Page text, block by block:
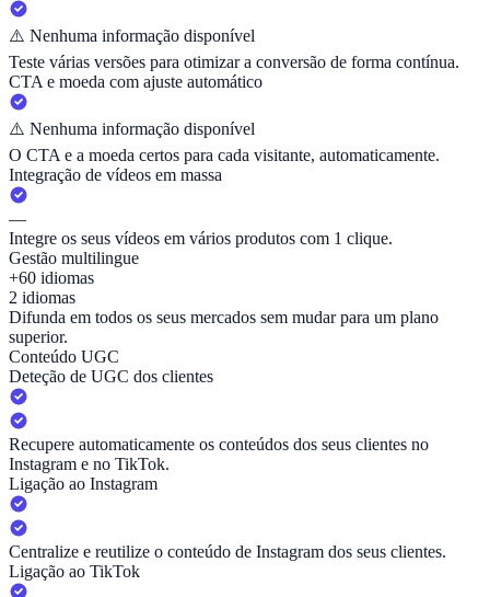
⚠️ Nenhuma informação disponível
Teste várias versões para otimizar a conversão de forma contínua.
CTA e moeda com ajuste automático
⚠️ Nenhuma informação disponível
O CTA e a moeda certos para cada visitante, automaticamente.
Integração de vídeos em massa
—
Integre os seus vídeos em vários produtos com 1 clique.
Gestão multilingue
+60 idiomas
2 idiomas
Difunda em todos os seus mercados sem mudar para um plano
superior.
Conteúdo UGC
Deteção de UGC dos clientes
Recupere automaticamente os conteúdos dos seus clientes no
Instagram e no TikTok.
Ligação ao Instagram
Centralize e reutilize o conteúdo de Instagram dos seus clientes.
Ligação ao TikTok